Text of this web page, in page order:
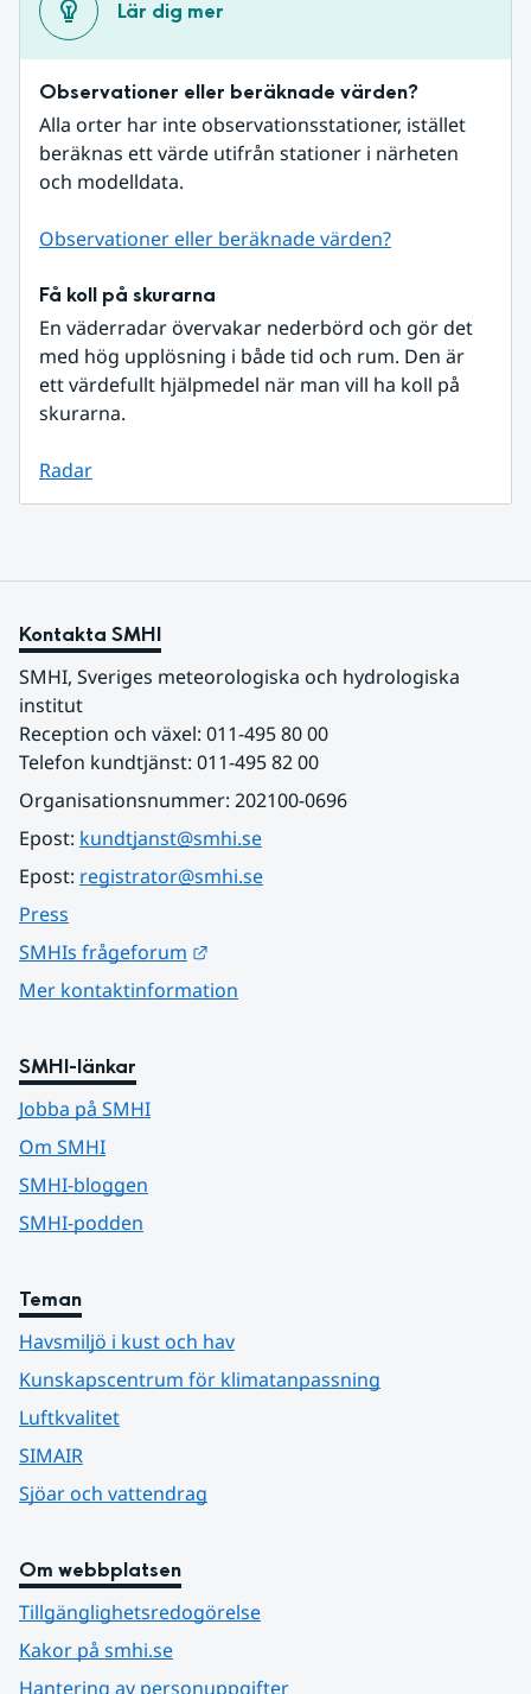
Lär dig mer
Observationer eller beräknade värden?
Alla orter har inte observationsstationer, istället
beräknas ett värde utifrån stationer i närheten
och modelldata.
Observationer eller beräknade värden?
Få koll på skurarna
En väderradar övervakar nederbörd och gör det
med hög upplösning i både tid och rum. Den är
ett värdefullt hjälpmedel när man vill ha koll på
skurarna.
Radar
Kontakta SMHI
SMHI, Sveriges meteorologiska och hydrologiska
institut
Reception och växel: 011-495 80 00
Telefon kundtjänst: 011-495 82 00
Organisationsnummer: 202100-0696
Epost: kundtjanst@smhi.se
Epost: registrator@smhi.se
Press
SMHIs frågeforum
Mer kontaktinformation
SMHI-länkar
Jobba på SMHI
Om SMHI
SMHI-bloggen
SMHI-podden
Teman
Havsmiljö i kust och hav
Kunskapscentrum för klimatanpassning
Luftkvalitet
SIMAIR
Sjöar och vattendrag
Om webbplatsen
Tillgänglighetsredogörelse
Kakor på smhi.se
Hantering av personuppgifter